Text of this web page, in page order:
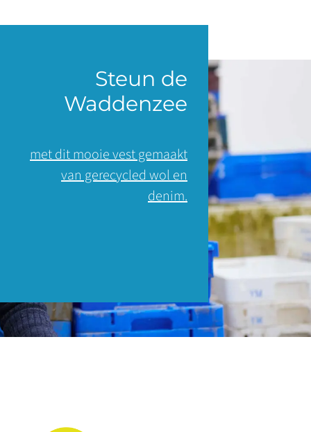
Steun de
Waddenzee
met dit mooie vest gemaakt
van gerecycled wol en
denim.